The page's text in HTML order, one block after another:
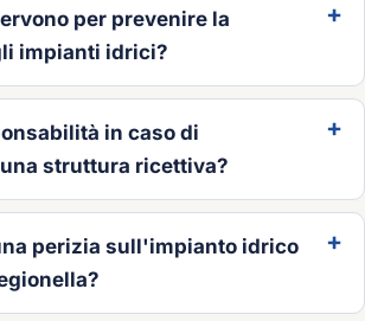
per prevenire la
impianti idrici?
in caso di
struttura ricettiva?
perizia sull'impianto idrico